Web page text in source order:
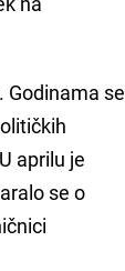
Godinama se
aprilu je
se o